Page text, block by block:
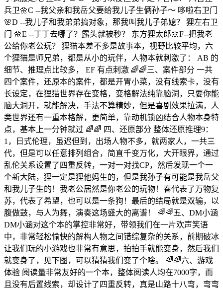
兵卫🌼C --我父亲和我岳父要给我儿子生俩孙子～ 哆啦右卫门
🌸D --我儿子和我弟弟搞对象，那我叫我儿子弟媳？ 狸左右卫
门 🌼E --丁丁去哪了？露头就被秒？ 东方狸太郎🌼F--把我老
公给你老公玩？ 狸猫本差不多是故事本，视野比较平均，六
个狸猫是师兄弟，都是从小的玩伴，人物本就刺激了： AB 的
细节、推理点比较多， EF 有点刺激 🌈🌈三、案件部分 一共
四个案件，还原本的案件，都是开胃小菜，没有线索卡，没有
长设定，在狸猫世界存在变格，变格解法纯靠脑洞，只要你能
脑大洞开，就能解决，手法不算精妙，但是喜剧效果拉满，人
类世界还有一重本格解，更简单，靠动机锁凶结合人物本身特
点，基本上一分钟就过 🌈🌈 四、还原部分 整体还原推理9：
1，日式伦理，虽迟但到，出场人物不多，就两家人，一共三
代，但是可以任意排列组合，简直千变万化，大开眼界，通过
乱伦关系设置了四重反转，一对一对找CP，然后发现一个一
个新大陆，狸一定是狸他妈生的，但是我孙子有可能是我岳父
和我儿子生的！我老公居然是你老公的玩物！春代表了万物复
苏，代表了希望，也可以是一条狗！最后的结局就是双输，以
腹做鼓，与人为舞，演奏这场盛大的离谱！ 🌈🌈五、DM小涵
DM小涵对这个本的掌控非常好，带领我们在一片欢声笑语
中，非常轻松愉快的解构人物之间错综复杂的关系，前期破冰
让我们玩的小游戏也非常有意思，拍拍手就能变身，然后我们
就变身了，见下图，可以猜猜我们变了个啥。 🌈🌈六、游戏
体验 阅读量非常友好的一个本，整体阅读人均在7000字，而
且没有后置线索，却设计了四重反转，真是山路十八弯，弯弯